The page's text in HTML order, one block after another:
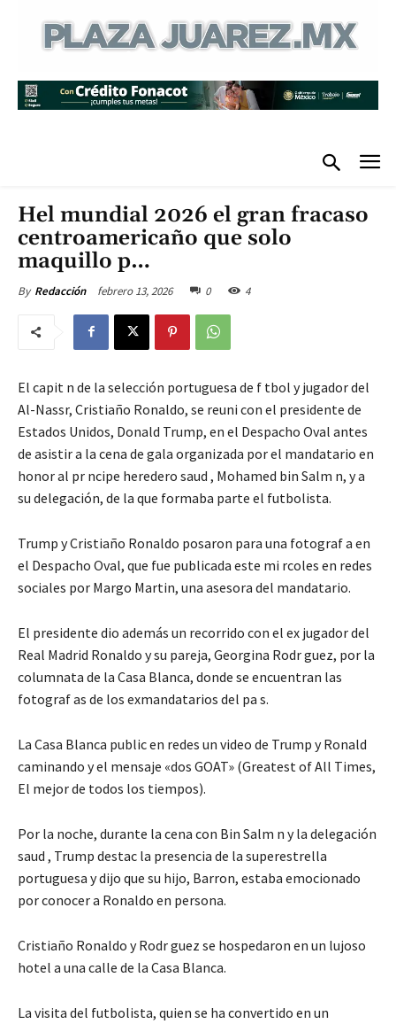
Hel mundial 2026 el gran fracaso
centroamericaño que solo
maquillo p…
By Redacción febrero 13, 2026 0 4
El capit n de la selección portuguesa de f tbol y jugador del
Al-Nassr, Cristiaño Ronaldo, se reuni con el presidente de
Estados Unidos, Donald Trump, en el Despacho Oval antes
de asistir a la cena de gala organizada por el mandatario en
honor al pr ncipe heredero saud , Mohamed bin Salm n, y a
su delegación, de la que formaba parte el futbolista.
Trump y Cristiaño Ronaldo posaron para una fotograf a en
el Despacho Oval, que fue publicada este mi rcoles en redes
sociales por Margo Martin, una asesora del mandatario.
El presidente dio además un recorrido con el ex jugador del
Real Madrid Ronaldo y su pareja, Georgina Rodr guez, por la
columnata de la Casa Blanca, donde se encuentran las
fotograf as de los exmandatarios del pa s.
La Casa Blanca public en redes un video de Trump y Ronald
caminando y el mensaje «dos GOAT» (Greatest of All Times,
El mejor de todos los tiempos).
Por la noche, durante la cena con Bin Salm n y la delegación
saud , Trump destac la presencia de la superestrella
portuguesa y dijo que su hijo, Barron, estaba emocionado
por conocer a Ronaldo en persona.
Cristiaño Ronaldo y Rodr guez se hospedaron en un lujoso
hotel a una calle de la Casa Blanca.
La visita del futbolista, quien se ha convertido en un